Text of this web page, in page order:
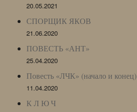
20.05.2021
СПОРЩИК ЯКОВ
21.06.2020
ПОВЕСТЬ «АНТ»
25.04.2020
Повесть «ЛЧК» (начало и конец)
11.04.2020
К Л Ю Ч